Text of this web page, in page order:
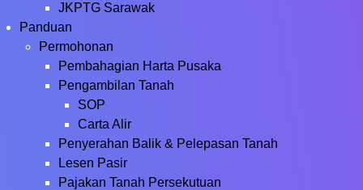
JKPTG Sarawak
Panduan
Permohonan
Pembahagian Harta Pusaka
Pengambilan Tanah
SOP
Carta Alir
Penyerahan Balik & Pelepasan Tanah
Lesen Pasir
Pajakan Tanah Persekutuan